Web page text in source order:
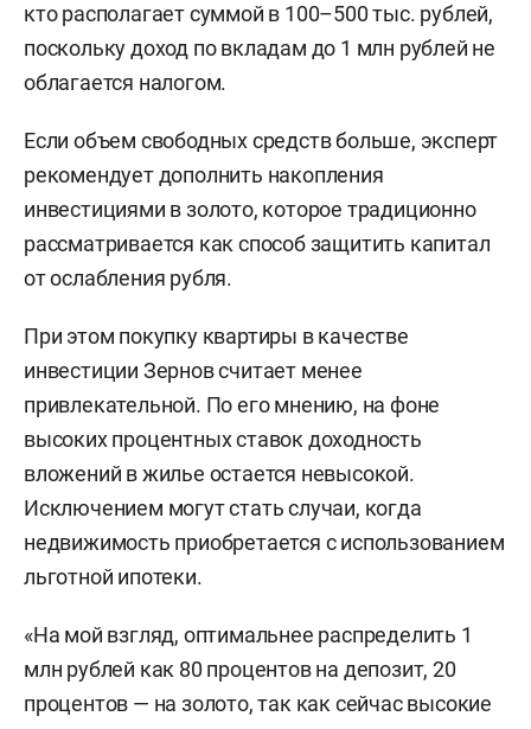
кто располагает суммой в 100–500 тыс. рублей,
поскольку доход по вкладам до 1 млн рублей не
облагается налогом.
Если объем свободных средств больше, эксперт
рекомендует дополнить накопления
инвестициями в золото, которое традиционно
рассматривается как способ защитить капитал
от ослабления рубля.
При этом покупку квартиры в качестве
инвестиции Зернов считает менее
привлекательной. По его мнению, на фоне
высоких процентных ставок доходность
вложений в жилье остается невысокой.
Исключением могут стать случаи, когда
недвижимость приобретается с использованием
льготной ипотеки.
«На мой взгляд, оптимальнее распределить 1
млн рублей как 80 процентов на депозит, 20
процентов — на золото, так как сейчас высокие